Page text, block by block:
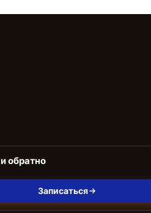
обратно
Записаться